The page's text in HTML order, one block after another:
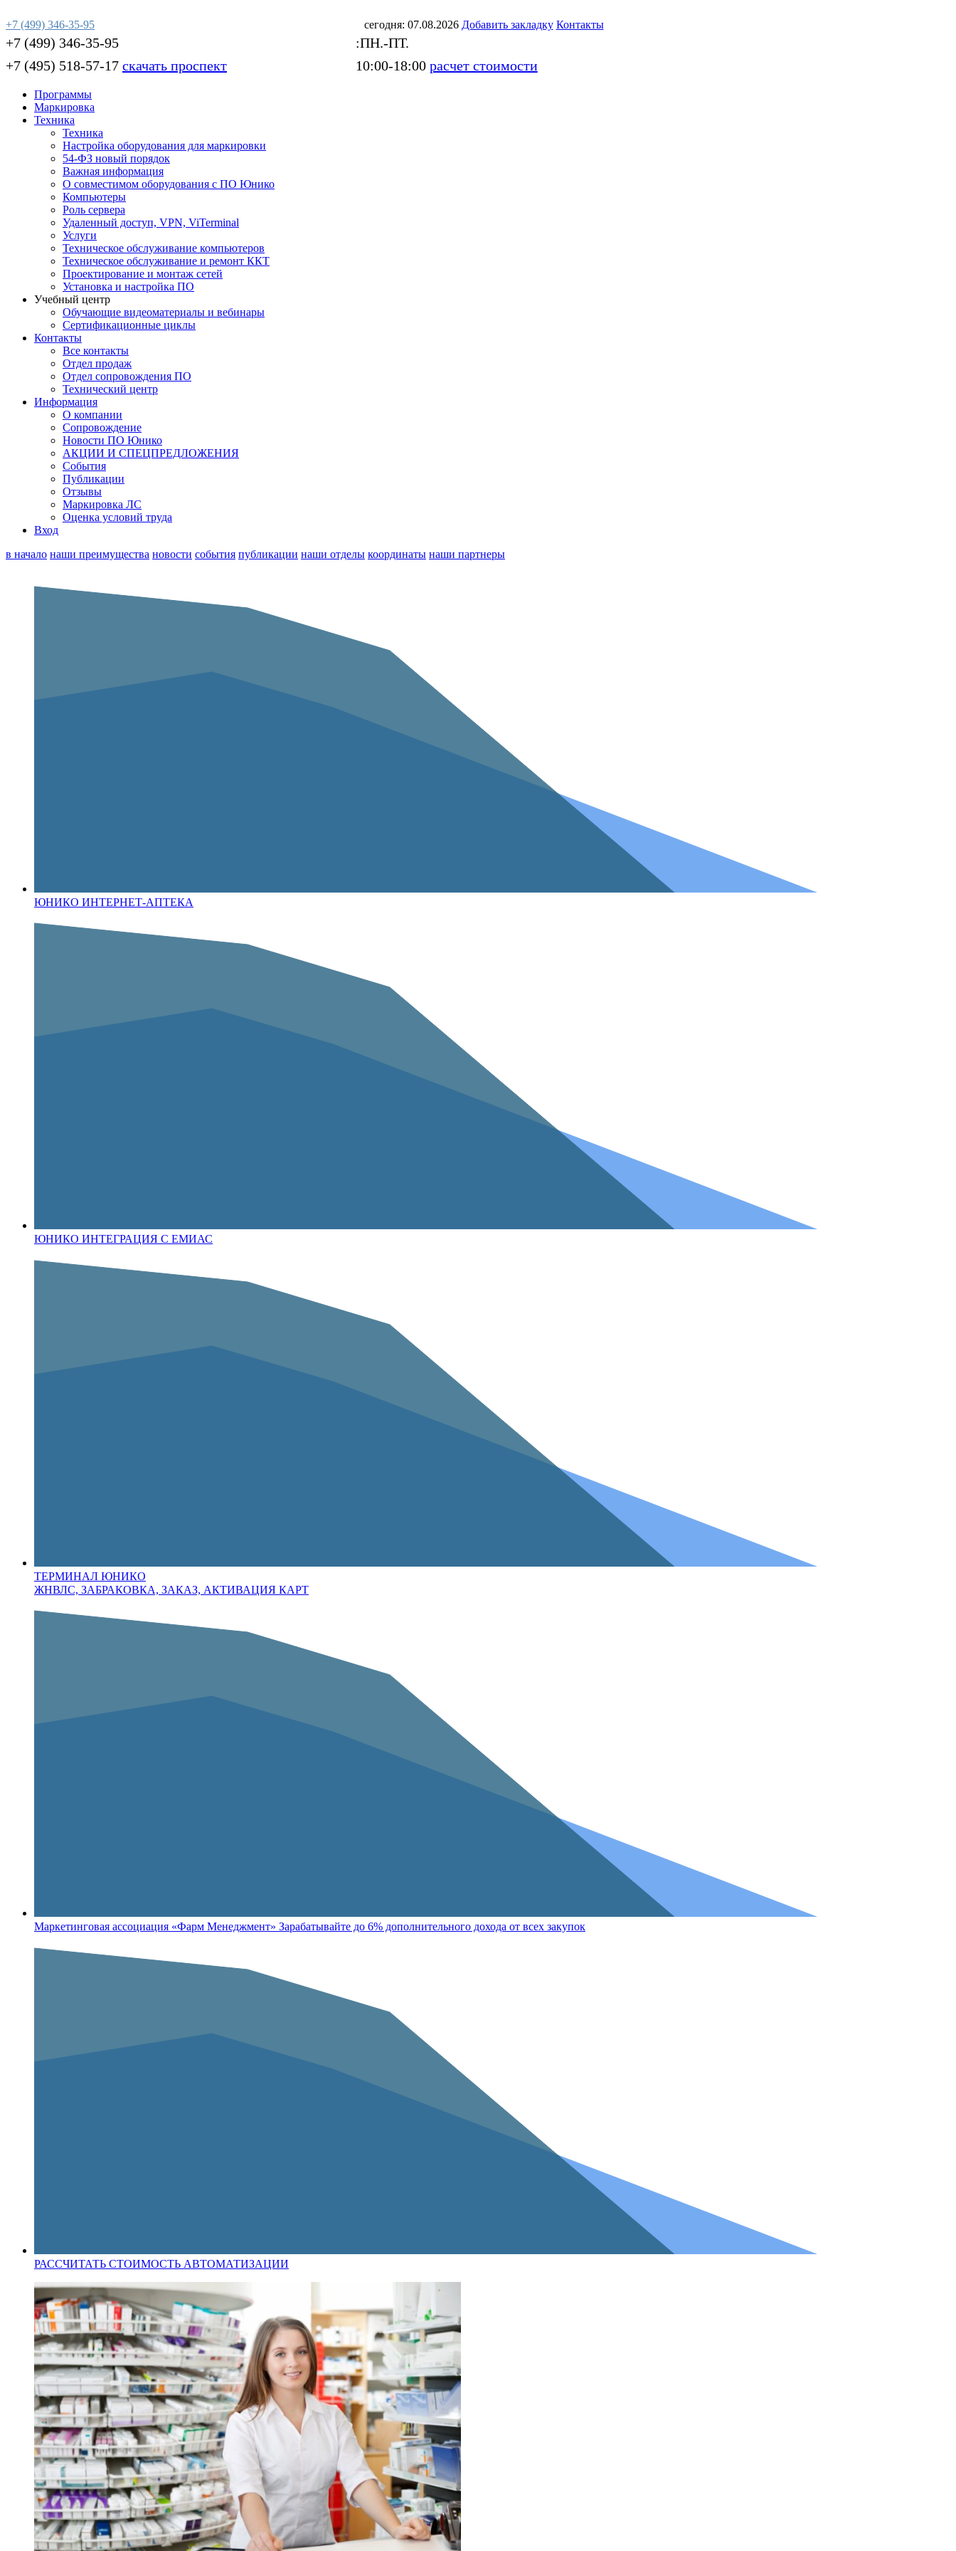
сегодня: 07.08.2026 Добавить закладку Контакты
+7 (499) 346-35-95
+7 (499) 346-35-95
+7 (495) 518-57-17 скачать проспект
:ПН.-ПТ.
10:00-18:00 расчет стоимости
Программы
Маркировка
Техника
Техника
Настройка оборудования для маркировки
54-ФЗ новый порядок
Важная информация
О совместимом оборудования с ПО Юнико
Компьютеры
Роль сервера
Удаленный доступ, VPN, ViTerminal
Услуги
Техническое обслуживание компьютеров
Техническое обслуживание и ремонт ККТ
Проектирование и монтаж сетей
Установка и настройка ПО
Учебный центр
Обучающие видеоматериалы и вебинары
Сертификационные циклы
Контакты
Все контакты
Отдел продаж
Отдел сопровождения ПО
Технический центр
Информация
О компании
Сопровождение
Новости ПО Юнико
АКЦИИ И СПЕЦПРЕДЛОЖЕНИЯ
События
Публикации
Отзывы
Маркировка ЛС
Оценка условий труда
Вход
в начало наши преимущества новости события публикации наши отделы координаты наши партнеры
ЮНИКО ИНТЕРНЕТ-АПТЕКА
ЮНИКО ИНТЕГРАЦИЯ С ЕМИАС
ТЕРМИНАЛ ЮНИКО
ЖНВЛС, ЗАБРАКОВКА, ЗАКАЗ, АКТИВАЦИЯ КАРТ
Маркетинговая ассоциация «Фарм Менеджмент» Зарабатывайте до 6% дополнительного дохода от всех закупок
РАССЧИТАТЬ СТОИМОСТЬ АВТОМАТИЗАЦИИ